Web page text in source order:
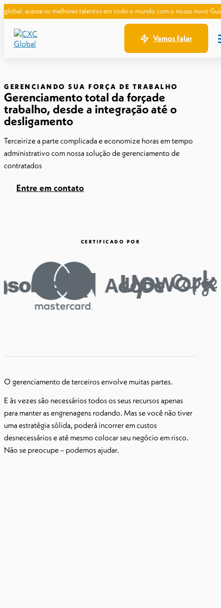
os melhores talentos em todo o mundo com o nosso novo Guia de
Vamos falar
GERENCIANDO SUA FORÇA DE TRABALHO
Gerenciamento total da forçade
trabalho, desde a integração até o
desligamento
Terceirize a parte complicada e economize horas em tempo
administrativo com nossa solução de gerenciamento de
contratados
Entre em contato
CERTIFICADO POR
O gerenciamento de terceiros envolve muitas partes.
E às vezes são necessários todos os seus recursos apenas
para manter as engrenagens rodando. Mas se você não tiver
uma estratégia sólida, poderá incorrer em custos
desnecessários e até mesmo colocar seu negócio em risco.
Não se preocupe – podemos ajudar.